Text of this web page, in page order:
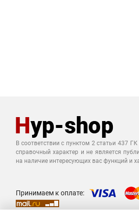
В соответствии с пунктом 2 статьи 437
справочный характер и не является
на наличие интересующих вас функций и
Принимаем к оплате: